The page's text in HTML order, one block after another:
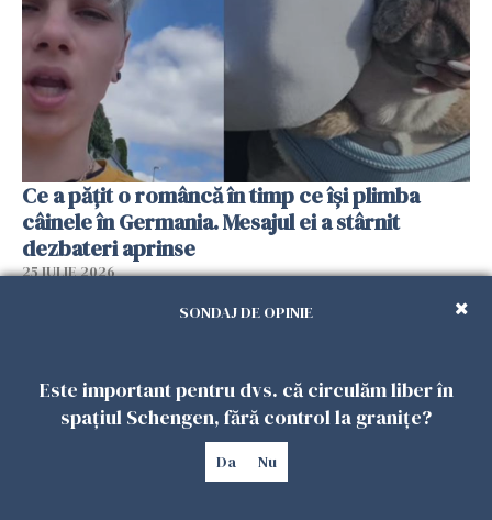
Ce a pățit o româncă în timp ce își plimba
câinele în Germania. Mesajul ei a stârnit
dezbateri aprinse
25 IULIE 2026
SONDAJ DE OPINIE
Este important pentru dvs. că circulăm liber în
spațiul Schengen, fără control la granițe?
Da Nu